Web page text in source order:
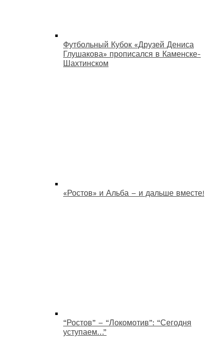
Футбольный Кубок «Друзей Дениса
Глушакова» прописался в Каменске-
Шахтинском
«Ростов» и Альба – и дальше вместе!
“Ростов” – “Локомотив”: “Сегодня
уступаем…”